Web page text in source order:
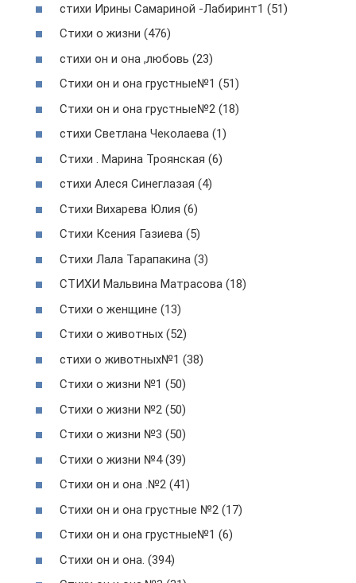
стихи Ирины Самариной -Лабиринт1 (51)
Стихи о жизни (476)
стихи он и она ,любовь (23)
Стихи он и она грустные№1 (51)
Стихи он и она грустные№2 (18)
стихи Светлана Чеколаева (1)
Стихи . Марина Троянская (6)
стихи Алеся Синеглазая (4)
Стихи Вихарева Юлия (6)
Стихи Ксения Газиева (5)
Стихи Лала Тарапакина (3)
СТИХИ Мальвина Матрасова (18)
Стихи о женщине (13)
Стихи о животных (52)
стихи о животных№1 (38)
Стихи о жизни №1 (50)
Стихи о жизни №2 (50)
Стихи о жизни №3 (50)
Стихи о жизни №4 (39)
Стихи он и она .№2 (41)
Стихи он и она грустные №2 (17)
Стихи он и она грустные№1 (6)
Стихи он и она. (394)